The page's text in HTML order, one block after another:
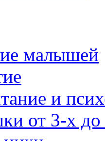
малышей
и
от 3-х